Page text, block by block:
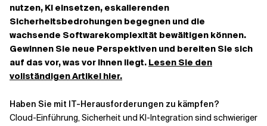
nutzen, KI einsetzen, eskalierenden
Sicherheitsbedrohungen begegnen und die
wachsende Softwarekomplexität bewältigen können.
Gewinnen Sie neue Perspektiven und bereiten Sie sich
auf das vor, was vor Ihnen liegt. Lesen Sie den
vollständigen Artikel hier.
Haben Sie mit IT-Herausforderungen zu kämpfen?
Cloud-Einführung, Sicherheit und KI-Integration sind schwieriger